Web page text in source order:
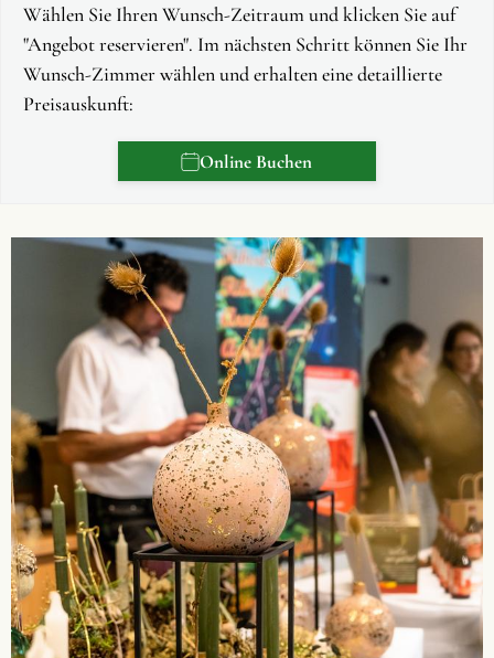
Wählen Sie Ihren Wunsch-Zeitraum und klicken Sie auf
"Angebot reservieren". Im nächsten Schritt können Sie Ihr
Wunsch-Zimmer wählen und erhalten eine detaillierte
Preisauskunft:
Online Buchen